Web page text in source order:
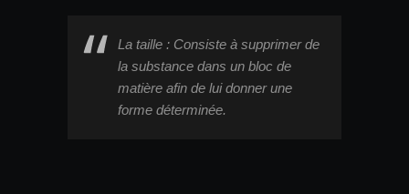
La taille : Consiste à supprimer de
la substance dans un bloc de
matière afin de lui donner une
forme déterminée.